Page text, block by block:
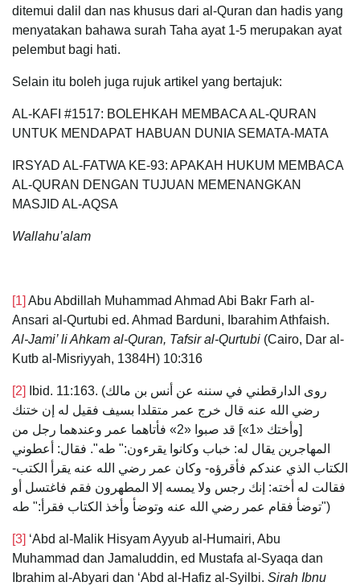
ditemui dalil dan nas khusus dari al-Quran dan hadis yang
menyatakan bahawa surah Taha ayat 1-5 merupakan ayat
pelembut bagi hati.
Selain itu boleh juga rujuk artikel yang bertajuk:
AL-KAFI #1517: BOLEHKAH MEMBACA AL-QURAN
UNTUK MENDAPAT HABUAN DUNIA SEMATA-MATA
IRSYAD AL-FATWA KE-93: APAKAH HUKUM MEMBACA
AL-QURAN DENGAN TUJUAN MEMENANGKAN
MASJID AL-AQSA
Wallahu’alam
[1] Abu Abdillah Muhammad Ahmad Abi Bakr Farh al-
Ansari al-Qurtubi ed. Ahmad Barduni, Ibarahim Athfaish.
Al-Jami’ li Ahkam al-Quran, Tafsir al-Qurtubi (Cairo, Dar al-
Kutb al-Misriyyah, 1384H) 10:316
[2]
Ibid. 11:163. (روى الدارقطني في سننه عن أنس بن مالك
رضي الله عنه قال خرج عمر متقلدا بسيف فقيل له إن ختنك
[وأختك «1»] قد صبوا «2» فأتاهما عمر وعندهما رجل من
المهاجرين يقال له: خباب وكانوا يقرءون:" طه". فقال: أعطوني
الكتاب الذي عندكم فأقرؤه- وكان عمر رضي الله عنه يقرأ الكتب-
فقالت له أخته: إنك رجس ولا يمسه إلا المطهرون فقم فاغتسل أو
توضأ فقام عمر رضي الله عنه وتوضأ وأخذ الكتاب فقرأ:" طه")
[3] ‘Abd al-Malik Hisyam Ayyub al-Humairi, Abu
Muhammad dan Jamaluddin, ed Mustafa al-Syaqa dan
Ibrahim al-Abyari dan ‘Abd al-Hafiz al-Syilbi. Sirah Ibnu